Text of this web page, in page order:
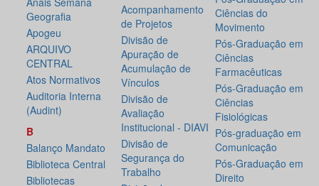
Geografia
Apogeu
ARQUIVO
CENTRAL
Atos Normativos
Auditoria Interna
(Audint)
B
Balanço Mandato
Biblioteca Central
Bibliotecas
Acompanhamento
de Projetos
Divisão de
Apuração de
Acumulação de
Vínculos
Divisão de
Avaliação
Institucional - DIAVI
Divisão de
Segurança do
Trabalho
Ciências do
Movimento
Pós-Graduação em
Ciências
Farmacêuticas
Pós-Graduação em
Ciências
Fisiológicas
Pós-graduação em
Comunicação
Pós-Graduação em
Direito